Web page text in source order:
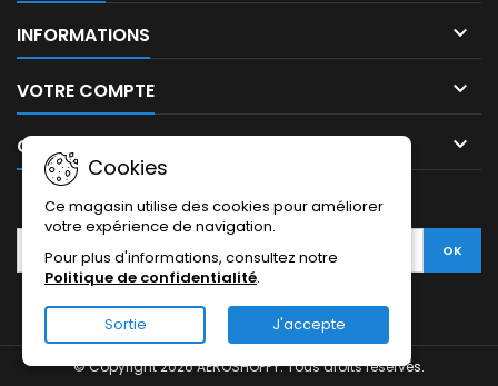
INFORMATIONS 
VOTRE COMPTE 
CONTACT 
Cookies
Ce magasin utilise des cookies pour améliorer
votre expérience de navigation.
Pour plus d'informations, consultez notre
Politique de confidentialité.
Sortie J'accepte
LETTRE D'INFORMATIONS
© Copyright 2026 AEROSHOPPY. Tous droits réservés.